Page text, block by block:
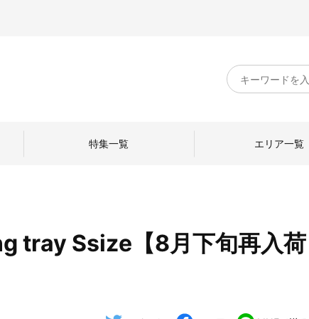
キ
ー
日本の暮らし 中川政七商店のひと
特集一覧 エリア一覧
tray Ssize【8月下旬再入荷